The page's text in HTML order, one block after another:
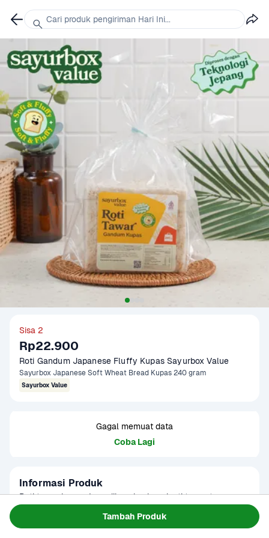
Tambah Produk
Sisa 2
Rp22.900
Roti Gandum Japanese Fluffy Kupas Sayurbox Value
Sayurbox Japanese Soft Wheat Bread Kupas 240 gram
Sayurbox Value
Gagal memuat data
Coba Lagi
Informasi Produk
Roti tawar kupas, juga dikenal sebagai roti tawar tanpa
dipotong atau dikupas kulit atau kerak luarannya sehingga
Cari produk pengiriman Hari Ini...